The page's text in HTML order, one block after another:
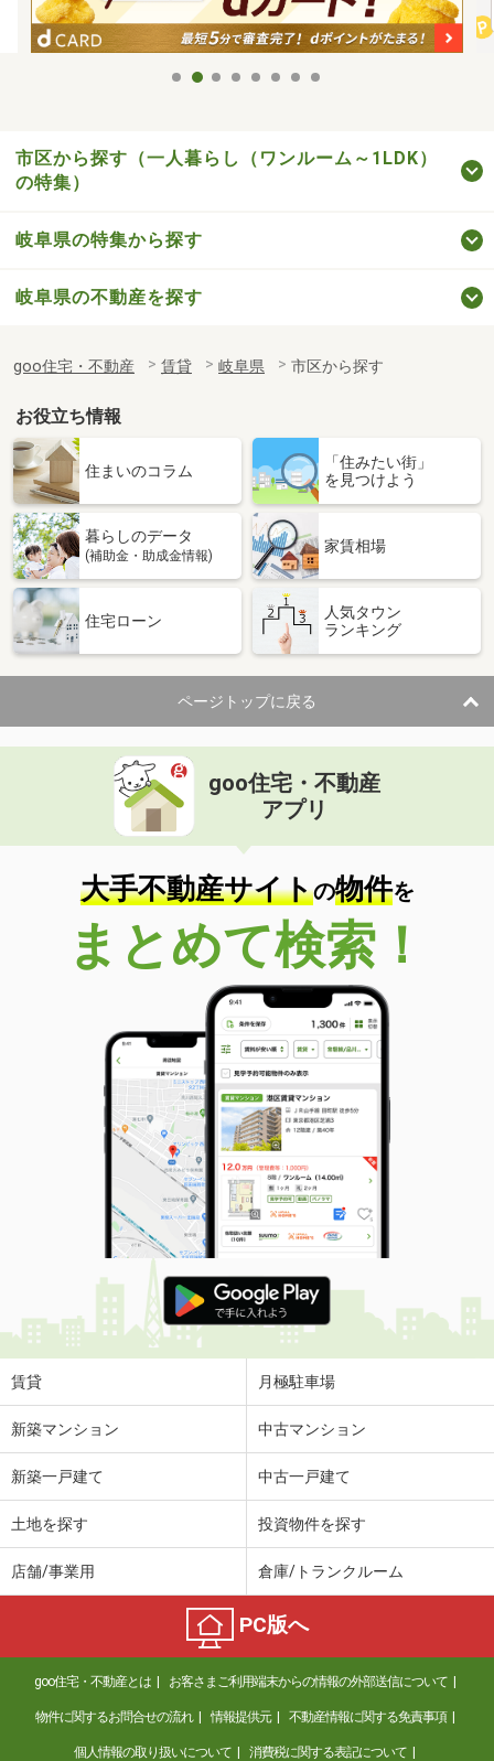
市区から探す（一人暮らし（ワンルーム～1LDK）
の特集）
岐阜県の特集から探す
岐阜県の不動産を探す
goo住宅・不動産 賃貸 岐阜県 市区から探す
お役立ち情報
住まいのコラム
「住みたい街」
を見つけよう
暮らしのデータ
(補助金・助成金情報)
家賃相場
住宅ローン
人気タウン
ランキング
ページトップに戻る
goo住宅・不動産
アプリ
大手不動産サイトの物件を
まとめて検索！
賃貸 月極駐車場
新築マンション 中古マンション
新築一戸建て 中古一戸建て
土地を探す 投資物件を探す
店舗/事業用 倉庫/トランクルーム
PC版へ
goo住宅・不動産とは お客さまご利用端末からの情報の外部送信について
物件に関するお問合せの流れ 情報提供元 不動産情報に関する免責事項
個人情報の取り扱いについて 消費税に関する表記について